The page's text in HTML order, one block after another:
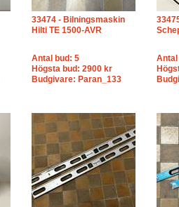
33474 - Bilningsmaskin
Hilti TE 1500-AVR
Antal bud: 5
Högsta bud: 2900 kr
Budgivare: Paran_133
Antal